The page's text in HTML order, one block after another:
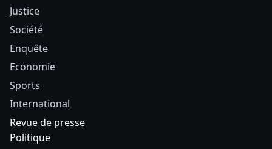
Justice
Société
Enquête
Economie
Sports
International
Revue de presse
Politique